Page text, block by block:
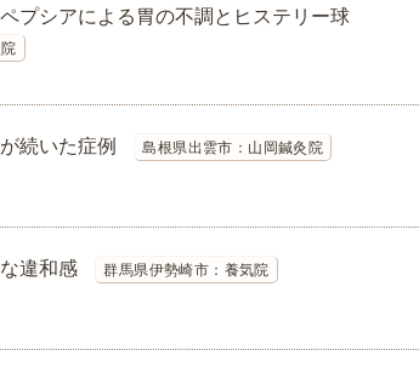
プシアによる胃の不調とヒステリー球
続いた症例 島根県出雲市：山岡鍼灸院
違和感 群馬県伊勢崎市：養気院